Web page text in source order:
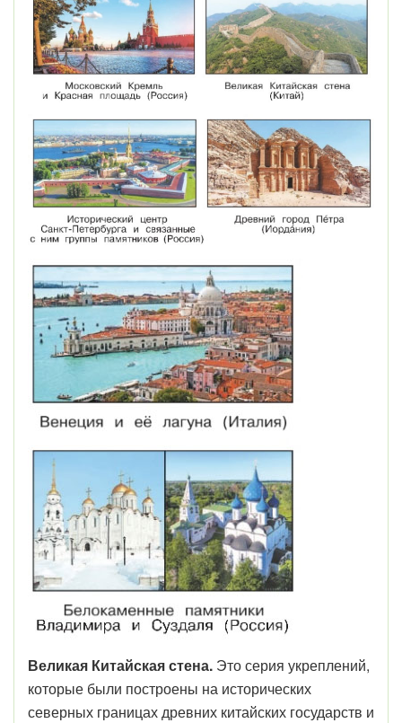
Великая Китайская стена. Это серия укреплений,
которые были построены на исторических
северных границах древних китайских государств и